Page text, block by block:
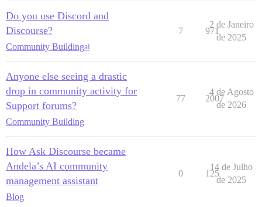
Do you use Discord and
Discourse?
Community Buildingai
7 971
2 de Janeiro
de 2025
Anyone else seeing a drastic
drop in community activity for
Support forums?
Community Building
77 2007
4 de Agosto
de 2026
How Ask Discourse became
Andela’s AI community
management assistant
Blog
0 125
14 de Julho
de 2025